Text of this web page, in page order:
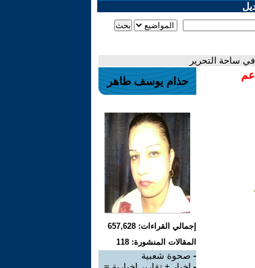
ساحة التحرير
حذام يوسف طاهر
إجمالي القراءات: 657,628
المقالات المنشورة: 118
- صحوة شعبية